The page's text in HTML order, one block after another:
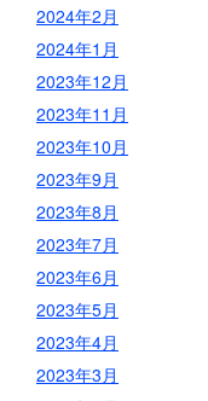
2024年2月
2024年1月
2023年12月
2023年11月
2023年10月
2023年9月
2023年8月
2023年7月
2023年6月
2023年5月
2023年4月
2023年3月